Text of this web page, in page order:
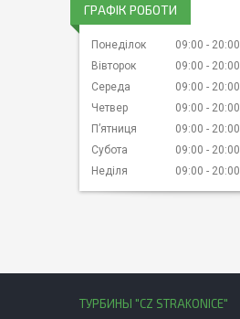
ГРАФІК РОБОТИ
Понеділок 09:00
20:00
Вівторок
09:00
20:00
Середа
09:00
20:00
Четвер
09:00
20:00
Пʼятниця
09:00
20:00
Субота
09:00
20:00
Неділя
09:00 20:00
ТУРБИНЫ "CZ STRAKONICE"